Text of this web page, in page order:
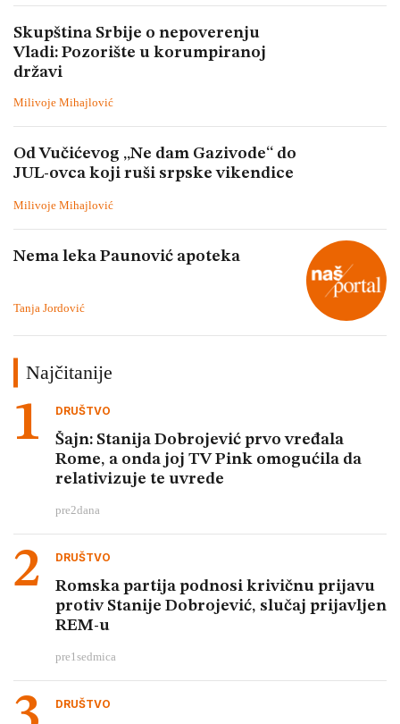
Skupština Srbije o nepoverenju
Vladi: Pozorište u korumpiranoj
državi
Milivoje Mihajlović
Od Vučićevog „Ne dam Gazivode“ do
JUL-ovca koji ruši srpske vikendice
Milivoje Mihajlović
Nema leka Paunović apoteka
Tanja Jordović
Najčitanije
DRUŠTVO
Šajn: Stanija Dobrojević prvo vređala
Rome, a onda joj TV Pink omogućila da
relativizuje te uvrede
pre2dana
DRUŠTVO
Romska partija podnosi krivičnu prijavu
protiv Stanije Dobrojević, slučaj prijavljen
REM-u
pre1sedmica
DRUŠTVO